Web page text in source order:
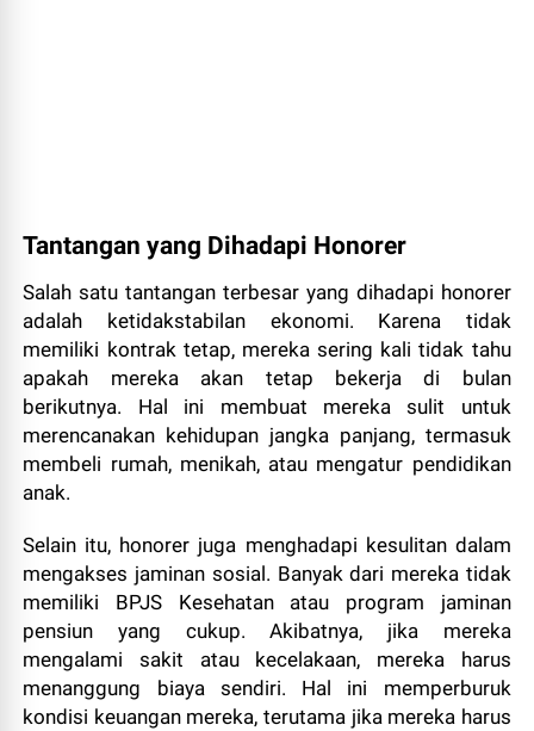
Tantangan yang Dihadapi Honorer
Salah satu tantangan terbesar yang dihadapi honorer
adalah ketidakstabilan ekonomi. Karena tidak
memiliki kontrak tetap, mereka sering kali tidak tahu
apakah mereka akan tetap bekerja di bulan
berikutnya. Hal ini membuat mereka sulit untuk
merencanakan kehidupan jangka panjang, termasuk
membeli rumah, menikah, atau mengatur pendidikan
anak.
Selain itu, honorer juga menghadapi kesulitan dalam
mengakses jaminan sosial. Banyak dari mereka tidak
memiliki BPJS Kesehatan atau program jaminan
pensiun yang cukup. Akibatnya, jika mereka
mengalami sakit atau kecelakaan, mereka harus
menanggung biaya sendiri. Hal ini memperburuk
kondisi keuangan mereka, terutama jika mereka harus